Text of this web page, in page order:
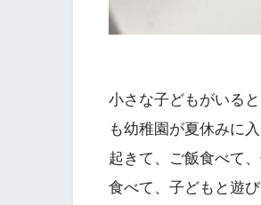
小さな子どもがいる
も幼稚園が夏休みに
起きて、ご飯食べて
食べて、子どもと遊